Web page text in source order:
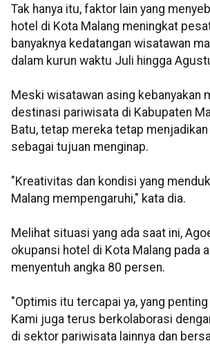
Tak hanya itu, faktor lain yang
hotel di Kota Malang meningkat
banyaknya kedatangan wisatawan
dalam kurun waktu Juli hingga
Meski wisatawan asing kebanyakan
destinasi pariwisata di Kabupaten
Batu, tetap mereka tetap
sebagai tujuan menginap.
"Kreativitas dan kondisi yang
Malang mempengaruhi," kata dia.
Melihat situasi yang ada saat ini,
okupansi hotel di Kota Malang pada
menyentuh angka 80 persen.
"Optimis itu tercapai ya, yang
Kami juga terus berkolaborasi
di sektor pariwisata lainnya dan